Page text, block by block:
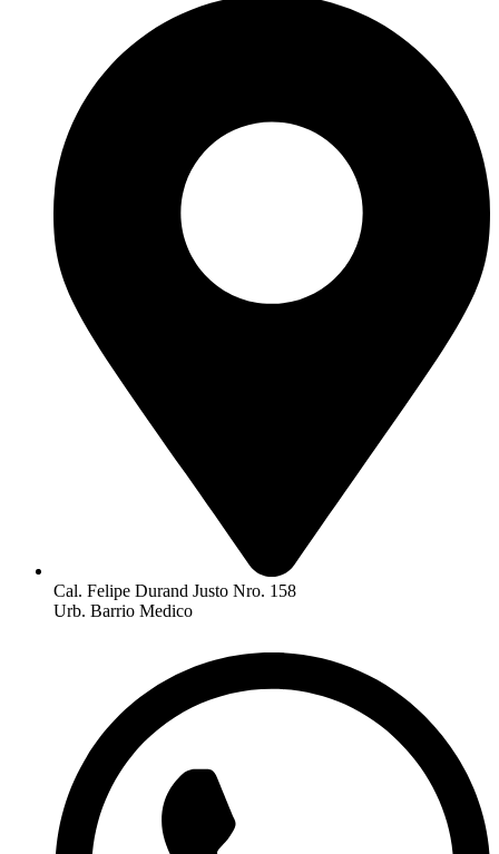
Cal. Felipe Durand Justo Nro. 158
Urb. Barrio Medico